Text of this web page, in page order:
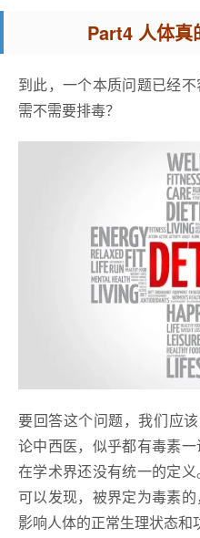
Part4 人体真
到此，一个本质问题已经
需不需要排毒？
要回答这个问题，我们应
论中西医，似乎都有毒素
在学术界还没有统一的定
可以发现，被界定为毒素
影响人体的正常生理状态和